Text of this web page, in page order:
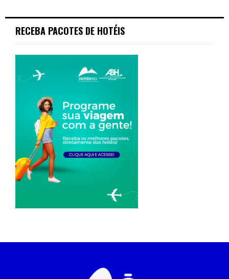
RECEBA PACOTES DE HOTÉIS